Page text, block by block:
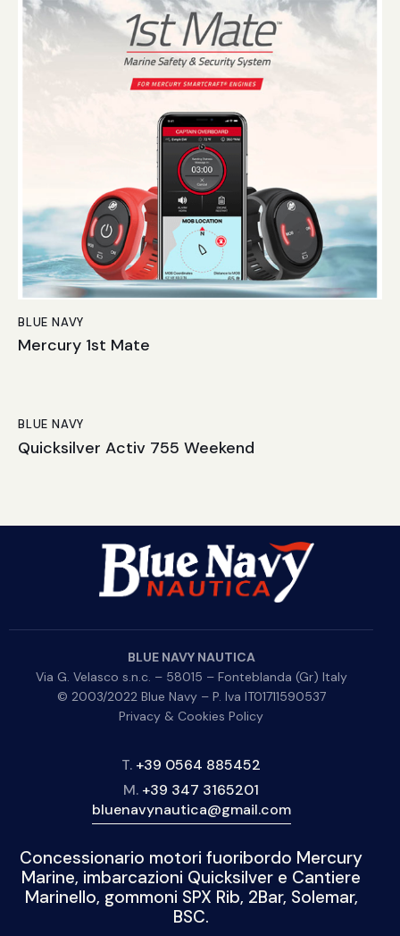
BLUE NAVY
Mercury 1st Mate
BLUE NAVY
Quicksilver Activ 755 Weekend
BLUE NAVY NAUTICA
Via G. Velasco s.n.c. – 58015 – Fonteblanda (Gr) Italy
© 2003/2022 Blue Navy – P. Iva IT01711590537
Privacy & Cookies Policy
T. +39 0564 885452
M. +39 347 3165201
bluenavynautica@gmail.com
Concessionario motori fuoribordo Mercury
Marine, imbarcazioni Quicksilver e Cantiere
Marinello, gommoni SPX Rib, 2Bar, Solemar,
BSC.